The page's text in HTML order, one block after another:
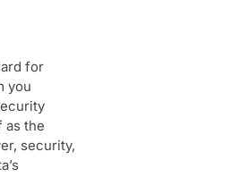
for
you
as the
security,